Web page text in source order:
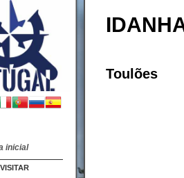
inicial
Toulões